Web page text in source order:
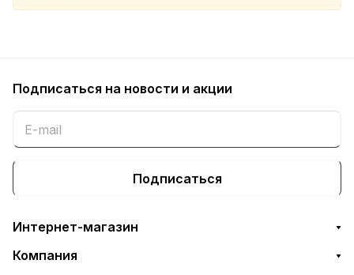
Подписаться на новости и акции
Подписаться
Интернет-магазин
Компания